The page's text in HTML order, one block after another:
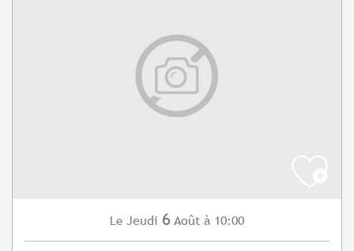
Le Jeudi 6 Août à 10:00